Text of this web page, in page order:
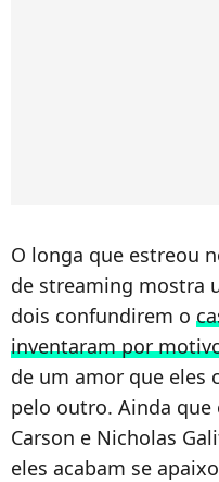
O longa que estreou
de streaming mostra
dois confundirem o
inventaram por
de um amor que eles
pelo outro. Ainda que
Carson e Nicholas
eles acabam se